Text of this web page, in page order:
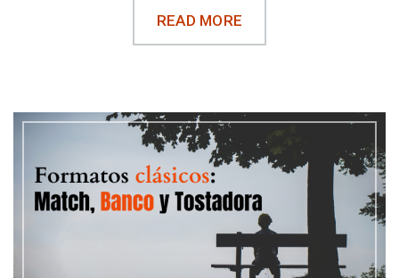
READ MORE